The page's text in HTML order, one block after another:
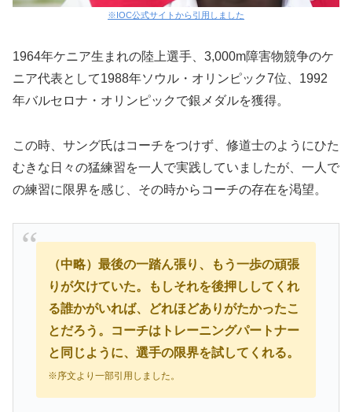
※IOC公式サイトから引用しました
1964年ケニア生まれの陸上選手、3,000m障害物競争のケ
ニア代表として1988年ソウル・オリンピック7位、1992
年バルセロナ・オリンピックで銀メダルを獲得。
この時、サング氏はコーチをつけず、修道士のようにひた
むきな日々の猛練習を一人で実践していましたが、一人で
の練習に限界を感じ、その時からコーチの存在を渇望。
（中略）最後の一踏ん張り、もう一歩の頑張
りが欠けていた。もしそれを後押ししてくれ
る誰かがいれば、どれほどありがたかったこ
とだろう。コーチはトレーニングパートナー
と同じように、選手の限界を試してくれる。
※序文より一部引用しました。